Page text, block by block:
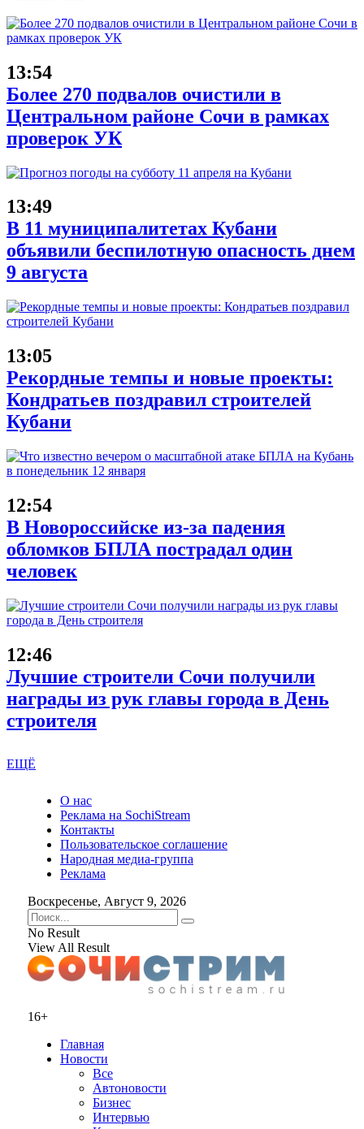
13:54
Более 270 подвалов очистили в
Центральном районе Сочи в рамках
проверок УК
13:49
В 11 муниципалитетах Кубани
объявили беспилотную опасность днем
9 августа
13:05
Рекордные темпы и новые проекты:
Кондратьев поздравил строителей
Кубани
12:54
В Новороссийске из-за падения
обломков БПЛА пострадал один
человек
12:46
Лучшие строители Сочи получили
награды из рук главы города в День
строителя
ЕЩЁ
О нас
Реклама на SochiStream
Контакты
Пользовательское соглашение
Народная медиа-группа
Реклама
Воскресенье, Август 9, 2026
No Result
View All Result
16+
Главная
Новости
Все
Автоновости
Бизнес
Интервью